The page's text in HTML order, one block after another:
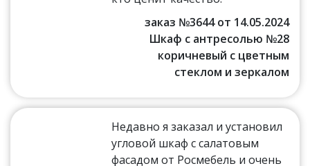
заказ №3644 от 14.05.2024
Шкаф с антресолью №28
коричневый с цветным
стеклом и зеркалом
Недавно я заказал и установил
угловой шкаф с салатовым
фасадом от Росмебель и очень